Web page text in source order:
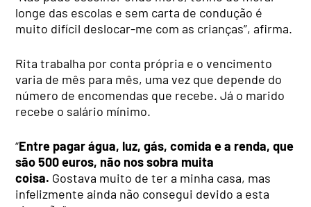
longe das escolas e sem carta de condução é
muito difícil deslocar-me com as crianças”, afirma.
Rita trabalha por conta própria e o vencimento
varia de mês para mês, uma vez que depende do
número de encomendas que recebe. Já o marido
recebe o salário mínimo.
“Entre pagar água, luz, gás, comida e a renda, que
são 500 euros, não nos sobra muita
coisa. Gostava muito de ter a minha casa, mas
infelizmente ainda não consegui devido a esta